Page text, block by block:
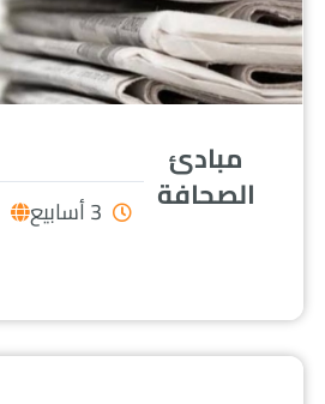
مبادئ
الصحافة 3 أسابيع